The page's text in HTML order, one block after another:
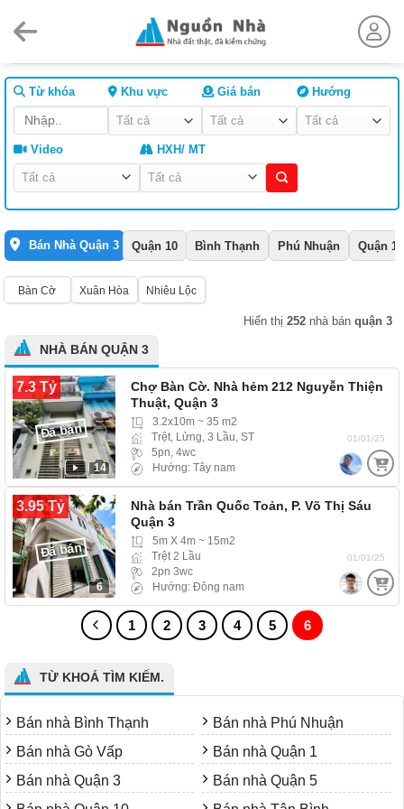
Từ khóa Khu vực Giá bán Hướng
Video HXH/ MT
Bán Nhà Quận 3 Quận 10 Bình Thạnh Phú Nhuận Quận 1
Bàn Cờ Xuân Hòa Nhiêu Lộc
Hiển thị 252 nhà bán quận 3
NHÀ BÁN QUẬN 3
7.3 Tỷ
14
Đã bán
Chợ Bàn Cờ. Nhà hẻm 212 Nguyễn Thiện
Thuật, Quận 3
3.2x10m ~ 35 m2
Trệt, Lửng, 3 Lầu, ST
5pn, 4wc
Hướng: Tây nam
01/01/25
3.95 Tỷ
6
Đã bán
Nhà bán Trần Quốc Toản, P. Võ Thị Sáu
Quận 3
5m X 4m ~ 15m2
Trệt 2 Lầu
2pn 3wc
Hướng: Đông nam
01/01/25
1 2 3 4 5 6
TỪ KHOÁ TÌM KIẾM.
Bán nhà Bình Thạnh
Bán nhà Phú Nhuận
Bán nhà Gò Vấp
Bán nhà Quận 1
Bán nhà Quận 3
Bán nhà Quận 5